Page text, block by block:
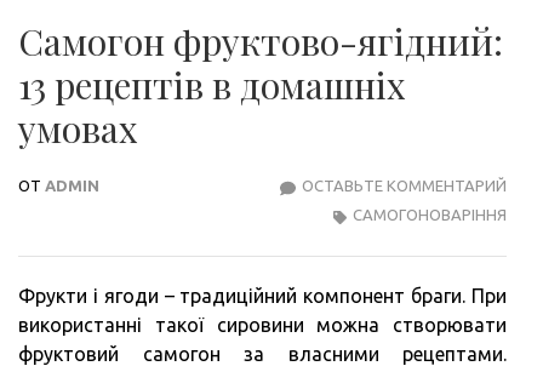
Самогон фруктово-ягідний:
13 рецептів в домашніх
умовах
ОТ ADMIN ОСТАВЬТЕ КОММЕНТАРИЙ
САМОГОНОВАРІННЯ
Фрукти і ягоди – традиційний компонент браги. При
використанні такої сировини можна створювати
фруктовий самогон за власними рецептами.